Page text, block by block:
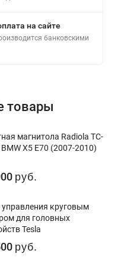
на сайте
банковскими
товары
магнитола Radiola TC-
X5 E70 (2007-2010)
руб.
управления круговым
для головных
Tesla
руб.